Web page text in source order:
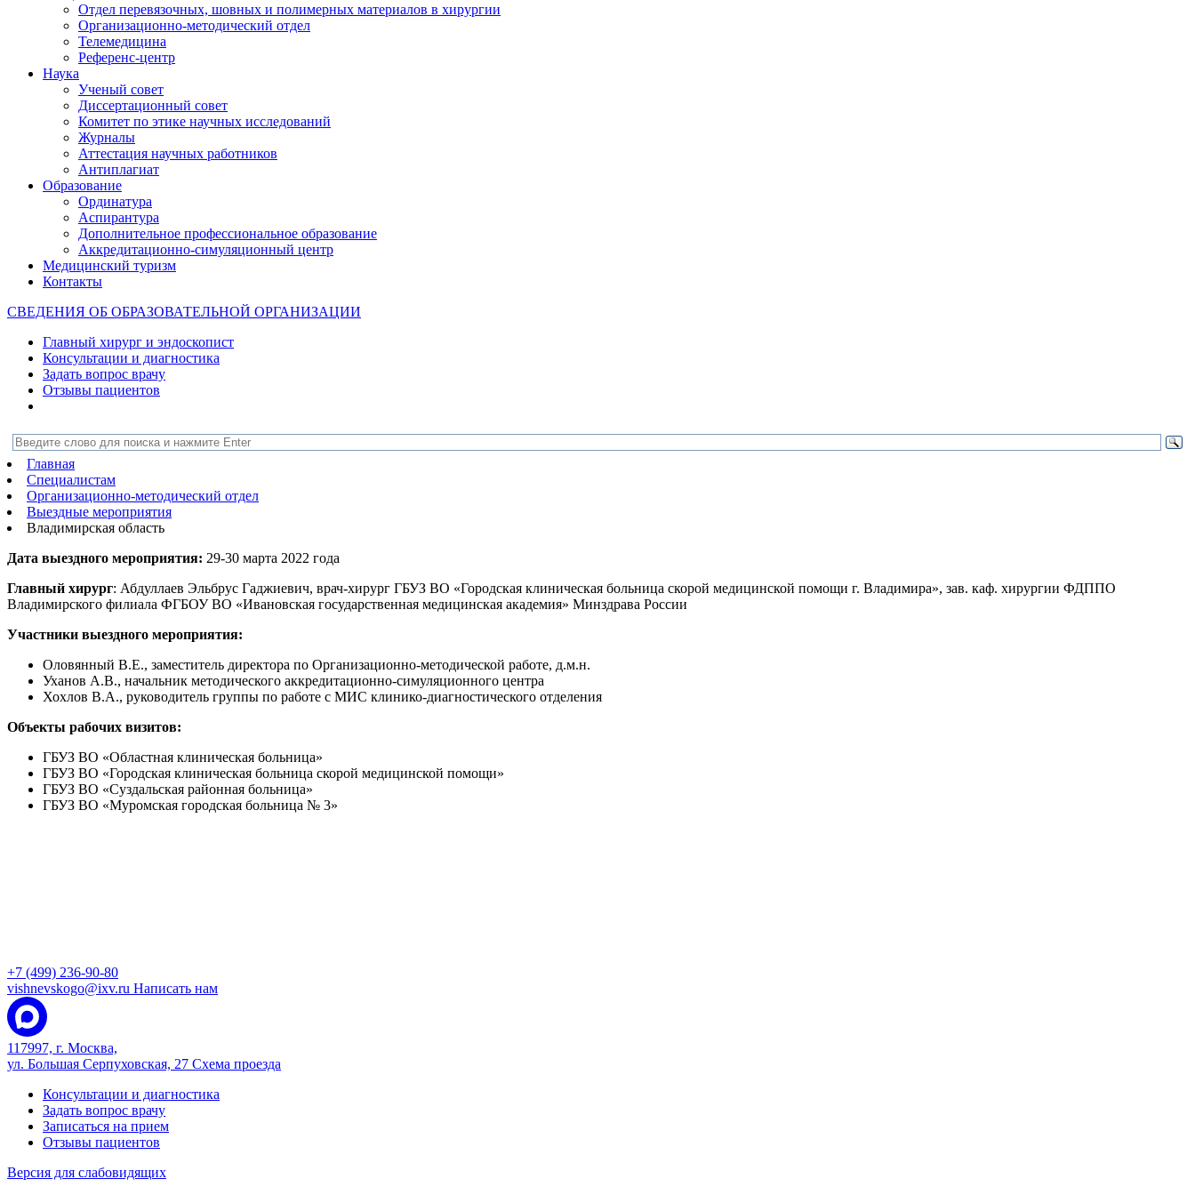
Отдел перевязочных, шовных и полимерных материалов в хирургии
Организационно-методический отдел
Телемедицина
Референс-центр
Наука
Ученый совет
Диссертационный совет
Комитет по этике научных исследований
Журналы
Аттестация научных работников
Антиплагиат
Образование
Ординатура
Аспирантура
Дополнительное профессиональное образование
Аккредитационно-симуляционный центр
Медицинский туризм
Контакты
СВЕДЕНИЯ ОБ ОБРАЗОВАТЕЛЬНОЙ ОРГАНИЗАЦИИ
Главный хирург и эндоскопист
Консультации и диагностика
Задать вопрос врачу
Отзывы пациентов
Главная
Специалистам
Организационно-методический отдел
Выездные мероприятия
Владимирская область
Дата выездного мероприятия: 29-30 марта 2022 года
Главный хирург: Абдуллаев Эльбрус Гаджиевич, врач-хирург ГБУЗ ВО «Городская клиническая больница скорой медицинской помощи г. Владимира», зав. каф. хирургии ФДППО
Владимирского филиала ФГБОУ ВО «Ивановская государственная медицинская академия» Минздрава России
Участники выездного мероприятия:
Оловянный В.Е., заместитель директора по Организационно-методической работе, д.м.н.
Уханов А.В., начальник методического аккредитационно-симуляционного центра
Хохлов В.А., руководитель группы по работе с МИС клинико-диагностического отделения
Объекты рабочих визитов:
ГБУЗ ВО «Областная клиническая больница»
ГБУЗ ВО «Городская клиническая больница скорой медицинской помощи»
ГБУЗ ВО «Суздальская районная больница»
ГБУЗ ВО «Муромская городская больница № 3»
+7 (499) 236-90-80
vishnevskogo@ixv.ru Написать нам
117997, г. Москва,
ул. Большая Серпуховская, 27 Схема проезда
Консультации и диагностика
Задать вопрос врачу
Записаться на прием
Отзывы пациентов
Версия для слабовидящих